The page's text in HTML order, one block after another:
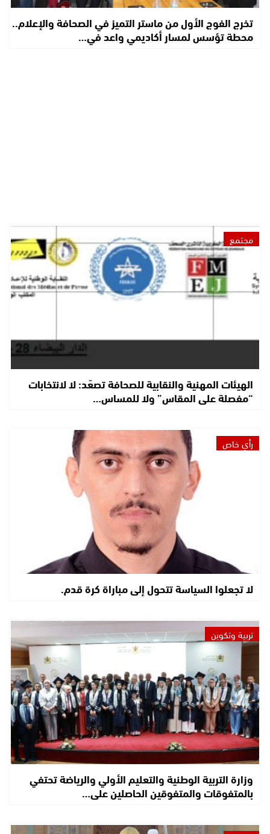
تخرج الفوج الأول من ماستر التميز في الصحافة والإعلام..
محطة تؤسس لمسار أكاديمي واعد في…
مجتمع
الهيئات المهنية والنقابية للصحافة تصعّد: لا لانتخابات
“مفصلة على المقاس” ولا للمساس…
رأي خاص
لا تجعلوا السياسة تتحول إلى مباراة كرة قدم.
تربية وتكوين
وزارة التربية الوطنية والتعليم الأولي والرياضة تحتفي
بالمتفوقات والمتفوقين الحاصلين على…